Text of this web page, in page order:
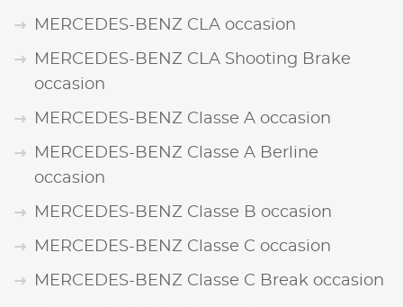
MERCEDES-BENZ CLA occasion
MERCEDES-BENZ CLA Shooting Brake
occasion
MERCEDES-BENZ Classe A occasion
MERCEDES-BENZ Classe A Berline
occasion
MERCEDES-BENZ Classe B occasion
MERCEDES-BENZ Classe C occasion
MERCEDES-BENZ Classe C Break occasion